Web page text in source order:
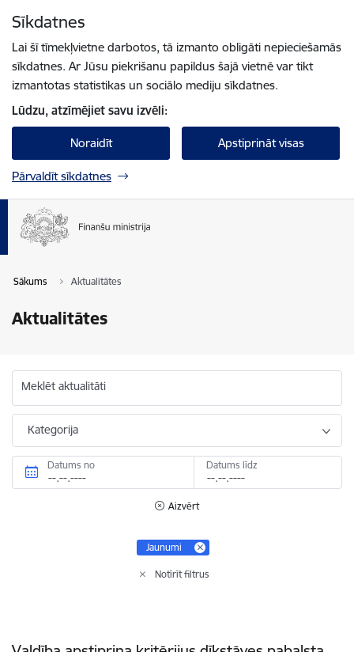
Sīkdatnes
Lai šī tīmekļvietne darbotos, tā izmanto obligāti nepieciešamās
sīkdatnes. Ar Jūsu piekrišanu papildus šajā vietnē var tikt
izmantotas statistikas un sociālo mediju sīkdatnes.
Lūdzu, atzīmējiet savu izvēli:
Noraidīt Apstiprināt visas
Pārvaldīt sīkdatnes
Sākums Aktualitātes
Aktualitātes
Meklēt aktualitāti
Kategorija
Datums no Datums līdz
Aizvērt
Jaunumi
Notīrīt filtrus